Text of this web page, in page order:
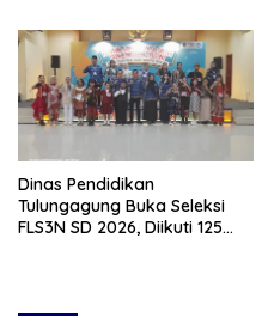
Dinas Pendidikan
Tulungagung Buka Seleksi
FLS3N SD 2026, Diikuti 125